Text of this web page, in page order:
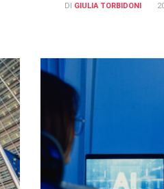
DI GIULIA TORBIDONI